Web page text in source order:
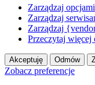
Zarządzaj opcjami
Zarządzaj
Zarządzaj
Przeczytaj więcej
Akceptuję Odmów
Zobacz preferencje